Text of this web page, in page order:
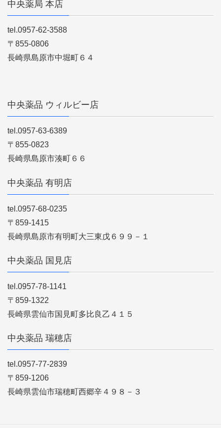
中央薬局 本店
tel.0957-62-3588
〒855-0806
長崎県島原市中堀町６４
中央薬品 ウィルビー店
tel.0957-63-6389
〒855-0823
長崎県島原市湊町６６
中央薬品 有明店
tel.0957-68-0235
〒859-1415
長崎県島原市有明町大三東戊６９９－１
中央薬品 国見店
tel.0957-78-1141
〒859-1322
長崎県雲仙市国見町多比良乙４１５
中央薬品 瑞穂店
tel.0957-77-2839
〒859-1206
長崎県雲仙市瑞穂町西郷辛４９８－３